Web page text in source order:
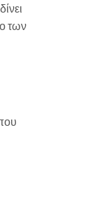
των